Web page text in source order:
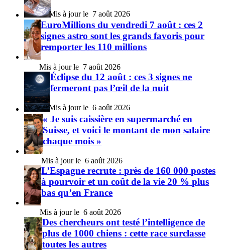
7 août 2026
EuroMillions du vendredi 7 août : ces 2
signes astro sont les grands favoris pour
remporter les 110 millions
7 août 2026
Éclipse du 12 août : ces 3 signes ne
fermeront pas l’œil de la nuit
6 août 2026
« Je suis caissière en supermarché en
Suisse, et voici le montant de mon salaire
chaque mois »
6 août 2026
L’Espagne recrute : près de 160 000 postes
à pourvoir et un coût de la vie 20 % plus
bas qu’en France
6 août 2026
Des chercheurs ont testé l’intelligence de
plus de 1000 chiens : cette race surclasse
toutes les autres